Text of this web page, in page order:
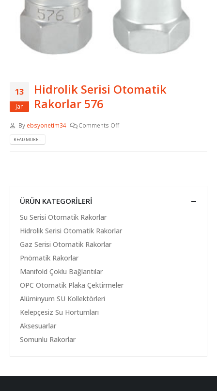
13
Jan
Hidrolik Serisi Otomatik
Rakorlar 576
By ebsyonetim34 Comments Off
READ MORE...
ÜRÜN KATEGORILERI
Su Serisi Otomatik Rakorlar
Hidrolik Serisi Otomatik Rakorlar
Gaz Serisi Otomatik Rakorlar
Pnömatik Rakorlar
Manifold Çoklu Bağlantılar
OPC Otomatik Plaka Çektirmeler
Alüminyum SU Kollektörleri
Kelepçesiz Su Hortumları
Aksesuarlar
Somunlu Rakorlar